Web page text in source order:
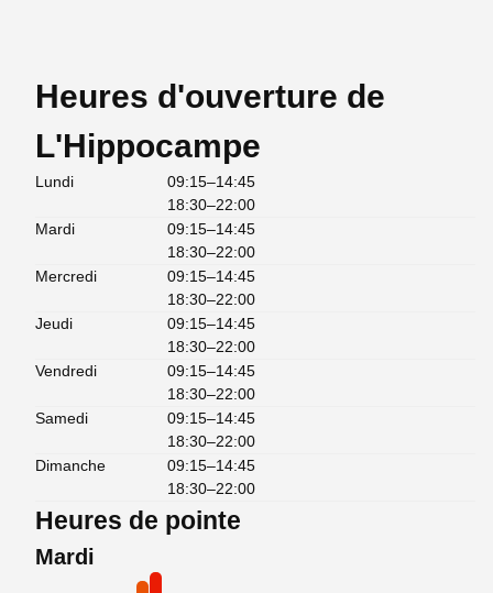
Heures d'ouverture de
L'Hippocampe
Lundi
09:15–14:45
18:30–22:00
Mardi
09:15–14:45
18:30–22:00
Mercredi
09:15–14:45
18:30–22:00
Jeudi
09:15–14:45
18:30–22:00
Vendredi
09:15–14:45
18:30–22:00
Samedi
09:15–14:45
18:30–22:00
Dimanche
09:15–14:45
18:30–22:00
Heures de pointe
Mardi